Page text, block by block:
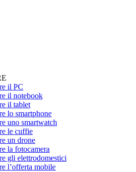
il PC
il notebook
il tablet
lo smartphone
uno smartwatch
le cuffie
un drone
la fotocamera
gli elettrodomestici
l’offerta mobile